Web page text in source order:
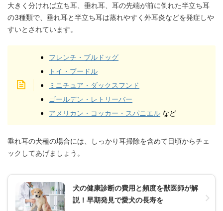
大きく分ければ立ち耳、垂れ耳、耳の先端が前に倒れた半立ち耳
の3種類で、垂れ耳と半立ち耳は蒸れやすく外耳炎などを発症しや
すいとされています。
フレンチ・ブルドッグ
トイ・プードル
ミニチュア・ダックスフンド
ゴールデン・レトリーバー
アメリカン・コッカー・スパニエル など
垂れ耳の犬種の場合には、しっかり耳掃除を含めて日頃からチェ
ックしてあげましょう。
犬の健康診断の費用と頻度を獣医師が解
説！早期発見で愛犬の長寿を